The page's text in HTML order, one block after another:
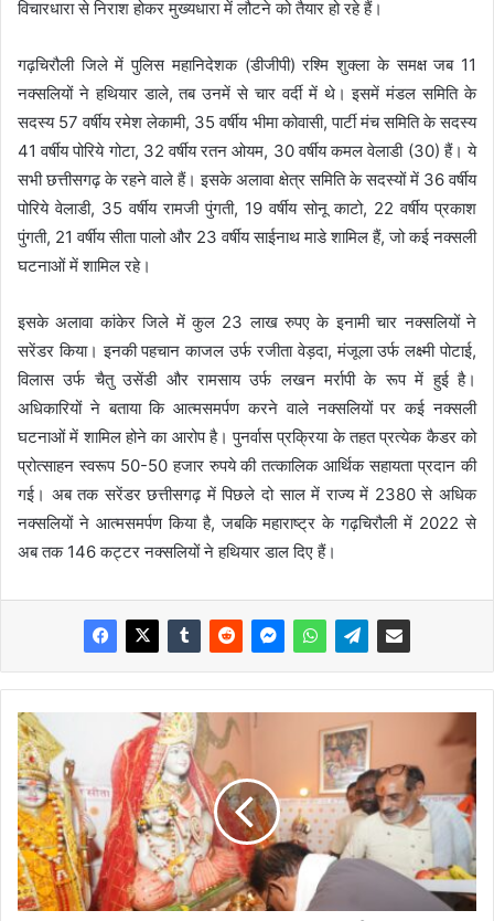
विचारधारा से निराश होकर मुख्यधारा में लौटने को तैयार हो रहे हैं।
गढ़चिरौली जिले में पुलिस महानिदेशक (डीजीपी) रश्मि शुक्ला के समक्ष जब 11
नक्सलियों ने हथियार डाले, तब उनमें से चार वर्दी में थे। इसमें मंडल समिति के
सदस्य 57 वर्षीय रमेश लेकामी, 35 वर्षीय भीमा कोवासी, पार्टी मंच समिति के सदस्य
41 वर्षीय पोरिये गोटा, 32 वर्षीय रतन ओयम, 30 वर्षीय कमल वेलाडी (30) हैं। ये
सभी छत्तीसगढ़ के रहने वाले हैं। इसके अलावा क्षेत्र समिति के सदस्यों में 36 वर्षीय
पोरिये वेलाडी, 35 वर्षीय रामजी पुंगती, 19 वर्षीय सोनू काटो, 22 वर्षीय प्रकाश
पुंगती, 21 वर्षीय सीता पालो और 23 वर्षीय साईनाथ माडे शामिल हैं, जो कई नक्सली
घटनाओं में शामिल रहे।
इसके अलावा कांकेर जिले में कुल 23 लाख रुपए के इनामी चार नक्सलियों ने
सरेंडर किया। इनकी पहचान काजल उर्फ रजीता वेड़दा, मंजूला उर्फ लक्ष्मी पोटाई,
विलास उर्फ चैतु उसेंडी और रामसाय उर्फ लखन मर्रापी के रूप में हुई है।
अधिकारियों ने बताया कि आत्मसमर्पण करने वाले नक्सलियों पर कई नक्सली
घटनाओं में शामिल होने का आरोप है। पुनर्वास प्रक्रिया के तहत प्रत्येक कैडर को
प्रोत्साहन स्वरूप 50-50 हजार रुपये की तत्कालिक आर्थिक सहायता प्रदान की
गई। अब तक सरेंडर छत्तीसगढ़ में पिछले दो साल में राज्य में 2380 से अधिक
नक्सलियों ने आत्मसमर्पण किया है, जबकि महाराष्ट्र के गढ़चिरौली में 2022 से
अब तक 146 कट्टर नक्सलियों ने हथियार डाल दिए हैं।